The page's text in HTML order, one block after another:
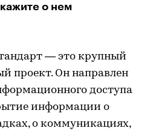
о нем
— это крупный
проект. Он направлен
доступа
информации о
о коммуникациях,